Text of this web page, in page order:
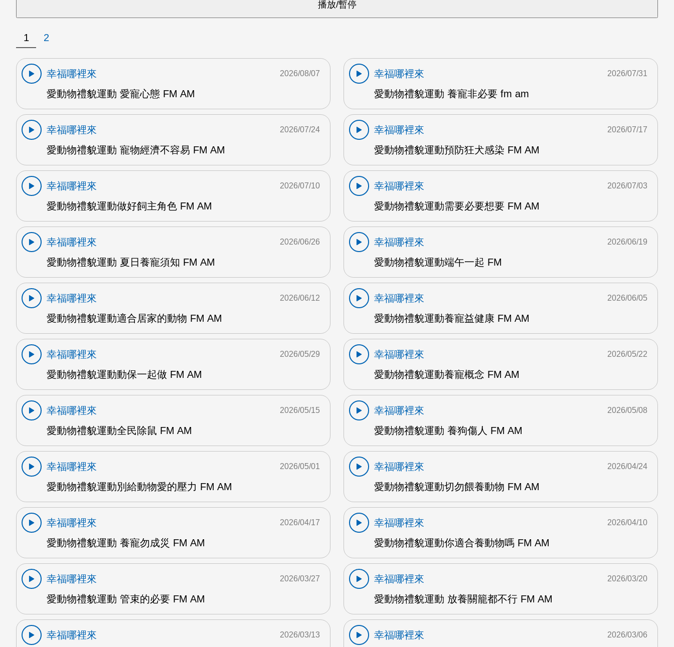
1 2
幸福哪裡來
愛動物禮貌運動 愛寵心態 FM AM
2026/08/07
幸福哪裡來
愛動物禮貌運動 養寵非必要 fm am
2026/07/31
幸福哪裡來
愛動物禮貌運動 寵物經濟不容易 FM AM
2026/07/24
幸福哪裡來
愛動物禮貌運動預防狂犬感染 FM AM
2026/07/17
幸福哪裡來
愛動物禮貌運動做好飼主角色 FM AM
2026/07/10
幸福哪裡來
愛動物禮貌運動需要必要想要 FM AM
2026/07/03
幸福哪裡來
愛動物禮貌運動 夏日養寵須知 FM AM
2026/06/26
幸福哪裡來
愛動物禮貌運動端午一起 FM
2026/06/19
幸福哪裡來
愛動物禮貌運動適合居家的動物 FM AM
2026/06/12
幸福哪裡來
愛動物禮貌運動養寵益健康 FM AM
2026/06/05
幸福哪裡來
愛動物禮貌運動動保一起做 FM AM
2026/05/29
幸福哪裡來
愛動物禮貌運動養寵概念 FM AM
2026/05/22
幸福哪裡來
愛動物禮貌運動全民除鼠 FM AM
2026/05/15
幸福哪裡來
愛動物禮貌運動 養狗傷人 FM AM
2026/05/08
幸福哪裡來
愛動物禮貌運動別給動物愛的壓力 FM AM
2026/05/01
幸福哪裡來
愛動物禮貌運動切勿餵養動物 FM AM
2026/04/24
幸福哪裡來
愛動物禮貌運動 養寵勿成災 FM AM
2026/04/17
幸福哪裡來
愛動物禮貌運動你適合養動物嗎 FM AM
2026/04/10
幸福哪裡來
愛動物禮貌運動 管束的必要 FM AM
2026/03/27
幸福哪裡來
愛動物禮貌運動 放養關籠都不行 FM AM
2026/03/20
幸福哪裡來
2026/03/13
幸福哪裡來
2026/03/06